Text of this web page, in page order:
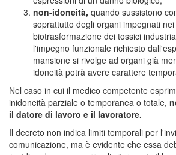
non-idoneità, quando sussistono
soprattutto degli organi impegnati
biotrasformazione dei tossici
l'impegno funzionale richiesto
mansione si rivolge ad organi già
idoneità potrà avere carattere
Nel caso in cui il medico competente
inidoneità parziale o temporanea o totale,
il datore di lavoro e il lavoratore.
Il decreto non indica limiti temporali per
comunicazione, ma è evidente che essa